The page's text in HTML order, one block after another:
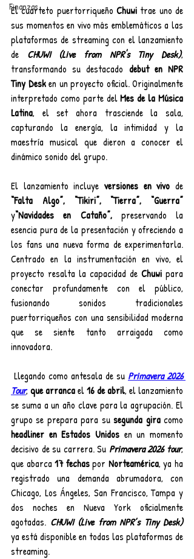
Finanzas
El cuarteto puertorriqueño Chuwi trae uno de
sus momentos en vivo más emblemáticos a las
plataformas de streaming con el lanzamiento
de CHUWI (Live from NPR's Tiny Desk),
transformando su destacado debut en NPR
Tiny Desk en un proyecto oficial. Originalmente
interpretado como parte del Mes de la Música
Latina, el set ahora trasciende la sala,
capturando la energía, la intimidad y la
maestría musical que dieron a conocer el
dinámico sonido del grupo.
El lanzamiento incluye versiones en vivo
“Falta Algo”, “Tikiri”, “Tierra”, “Guerra”
y“Navidades en Cataño”, preservando la
esencia pura de la presentación y ofreciendo a
los fans una nueva forma de experimentarla.
Centrado en la instrumentación en vivo, el
proyecto resalta la capacidad de Chuwi para
conectar profundamente con el público,
fusionando sonidos tradicionales
puertorriqueños con una sensibilidad moderna
que se siente tanto arraigada como
innovadora.
Llegando como antesala de su Primavera 2026
Tour, que arranca el 16 de abril, el lanzamiento
se suma a un año clave para la agrupación. El
grupo se prepara para su segunda gira como
headliner en Estados Unidos en un momento
decisivo de su carrera. Su Primavera 2026 tour,
que abarca 17 fechas por Norteamérica, ya ha
registrado una demanda abrumadora, con
Chicago, Los Ángeles, San Francisco, Tampa y
dos noches en Nueva York oficialmente
agotadas. CHUWI (Live from NPR’s Tiny Desk)
ya está disponible en todas las plataformas de
streaming.